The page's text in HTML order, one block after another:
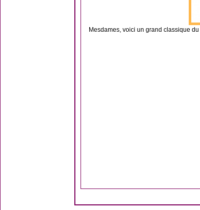
Mesdames, voici un grand classique